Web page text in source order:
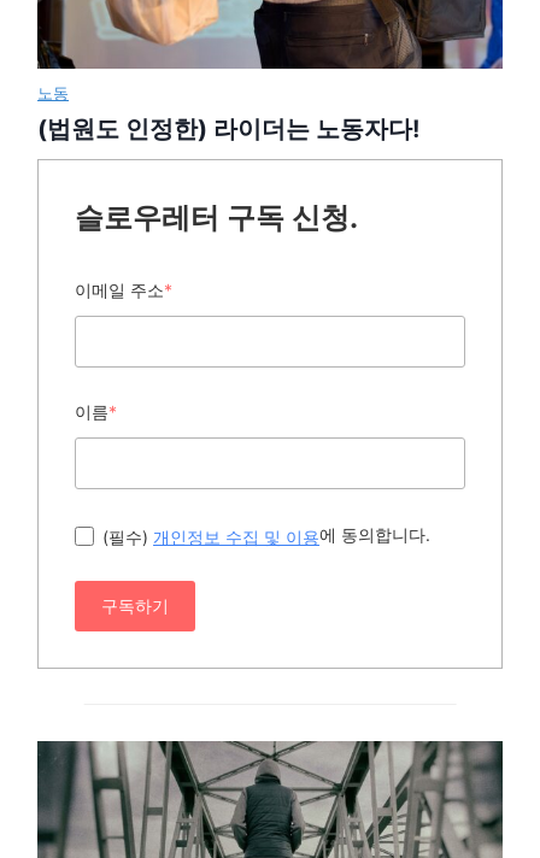
노동
(법원도 인정한) 라이더는 노동자다!
슬로우레터 구독 신청.
이메일 주소*
이름*
(필수) 개인정보 수집 및 이용에 동의합니다.
구독하기